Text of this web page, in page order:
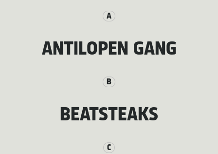
A
ANTILOPEN GANG
B
BEATSTEAKS
C